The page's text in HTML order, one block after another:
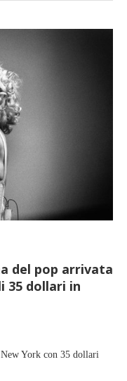
del pop arrivata
35 dollari in
York con 35 dollari